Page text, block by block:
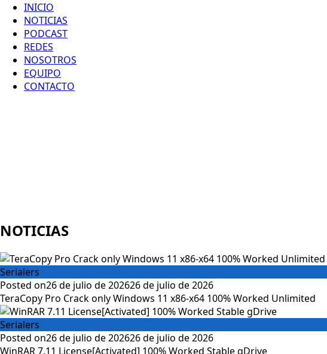
INICIO
NOTICIAS
PODCAST
REDES
NOSOTROS
EQUIPO
CONTACTO
NOTICIAS
Serialers
Posted on26 de julio de 202626 de julio de 2026
TeraCopy Pro Crack only Windows 11 x86-x64 100% Worked Unlimited
Serialers
Posted on26 de julio de 202626 de julio de 2026
WinRAR 7.11 License[Activated] 100% Worked Stable gDrive